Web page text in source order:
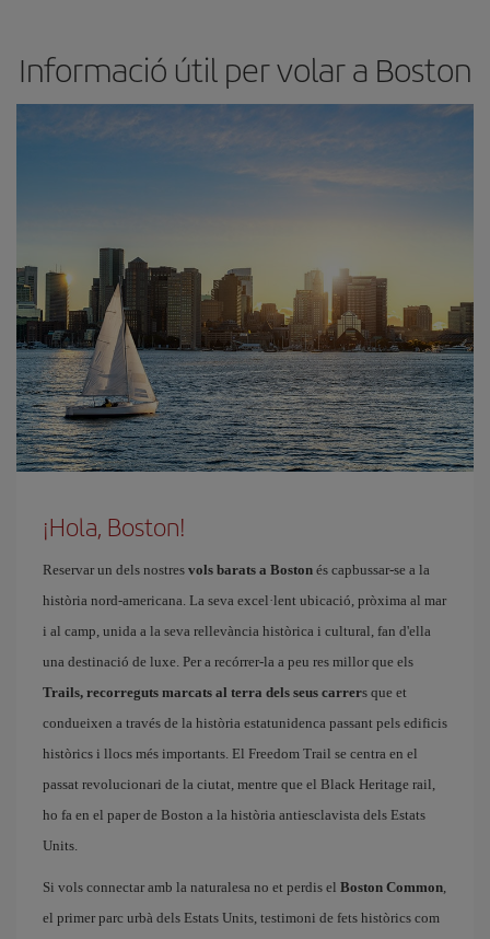
Informació útil per volar a Boston
¡Hola, Boston!
Reservar un dels nostres vols barats a Boston és capbussar-se a la
història nord-americana. La seva excel·lent ubicació, pròxima al mar
i al camp, unida a la seva rellevància històrica i cultural, fan d'ella
una destinació de luxe. Per a recórrer-la a peu res millor que els
Trails, recorreguts marcats al terra dels seus carrers que et
condueixen a través de la història estatunidenca passant pels edificis
històrics i llocs més importants. El Freedom Trail se centra en el
passat revolucionari de la ciutat, mentre que el Black Heritage rail,
ho fa en el paper de Boston a la història antiesclavista dels Estats
Units.
Si vols connectar amb la naturalesa no et perdis el Boston Common,
el primer parc urbà dels Estats Units, testimoni de fets històrics com